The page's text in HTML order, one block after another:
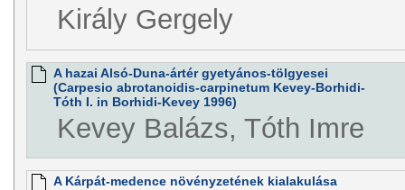
Király Gergely
A hazai Alsó-Duna-ártér gyetyános-tölgyesei
(Carpesio abrotanoidis-carpinetum Kevey-Borhidi-
Tóth I. in Borhidi-Kevey 1996)
Kevey Balázs, Tóth Imre
A Kárpát-medence növényzetének kialakulása